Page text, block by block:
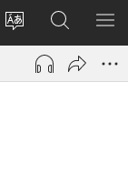
वेबसाइट
भाषा
लॉग-
इन
(opens
JW.ORG
खोजें
मैन्यू